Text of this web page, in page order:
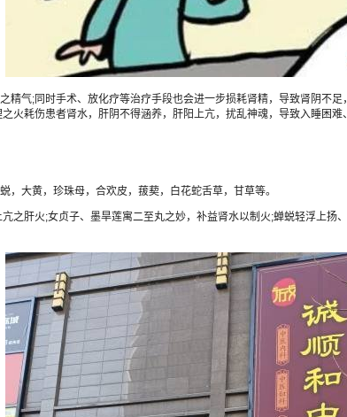
;同时手术、放化疗等治疗手段也会进一步损耗肾精，导致肾阴不足
耗伤患者肾水，肝阴不得涵养，肝阳上亢，扰乱神魂，导致入睡困难
大黄，珍珠母，合欢皮，菝葜，白花蛇舌草，甘草等。
肝火;女贞子、墨旱莲寓二至丸之妙，补益肾水以制火;蝉蜕轻浮上扬